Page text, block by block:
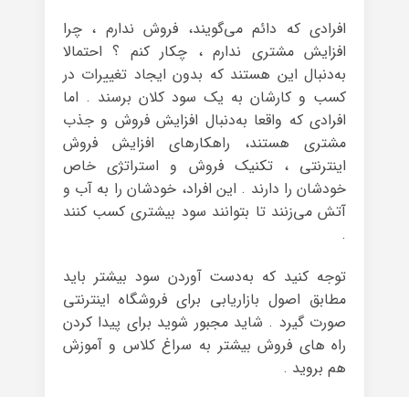
افرادی که دائم می‌گویند، فروش ندارم ، چرا
افزایش مشتری ندارم ، چکار کنم ؟ احتمالا
به‌دنبال این هستند که بدون ایجاد تغییرات در
کسب و کارشان به یک سود کلان برسند . اما
افرادی که واقعا به‌دنبال افزایش فروش و جذب
مشتری هستند، راهکارهای افزایش فروش
اینترنتی ، تکنیک فروش و استراتژی خاص
خودشان را دارند . این افراد، خودشان را به آب و
آتش می‌زنند تا بتوانند سود بیشتری کسب کنند
.
توجه کنید که به‌دست آوردن سود بیشتر باید
مطابق اصول بازاریابی برای فروشگاه اینترنتی
صورت گیرد . شاید مجبور شوید برای پیدا کردن
راه‌ های فروش بیشتر به‌ سراغ کلاس‌ و آموزش
هم بروید .